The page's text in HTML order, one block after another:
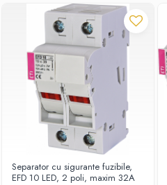
Separator cu sigurante fuzibile,
EFD 10 LED, 2 poli, maxim 32A